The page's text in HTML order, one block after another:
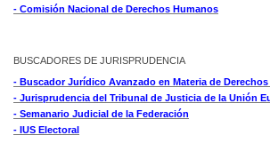
- Comisión Nacional de Derechos Humanos
BUSCADORES DE JURISPRUDENCIA
- Buscador Jurídico Avanzado en Materia de
- Jurisprudencia del Tribunal de Justicia de la Unión
- Semanario Judicial de la Federación
- IUS Electoral